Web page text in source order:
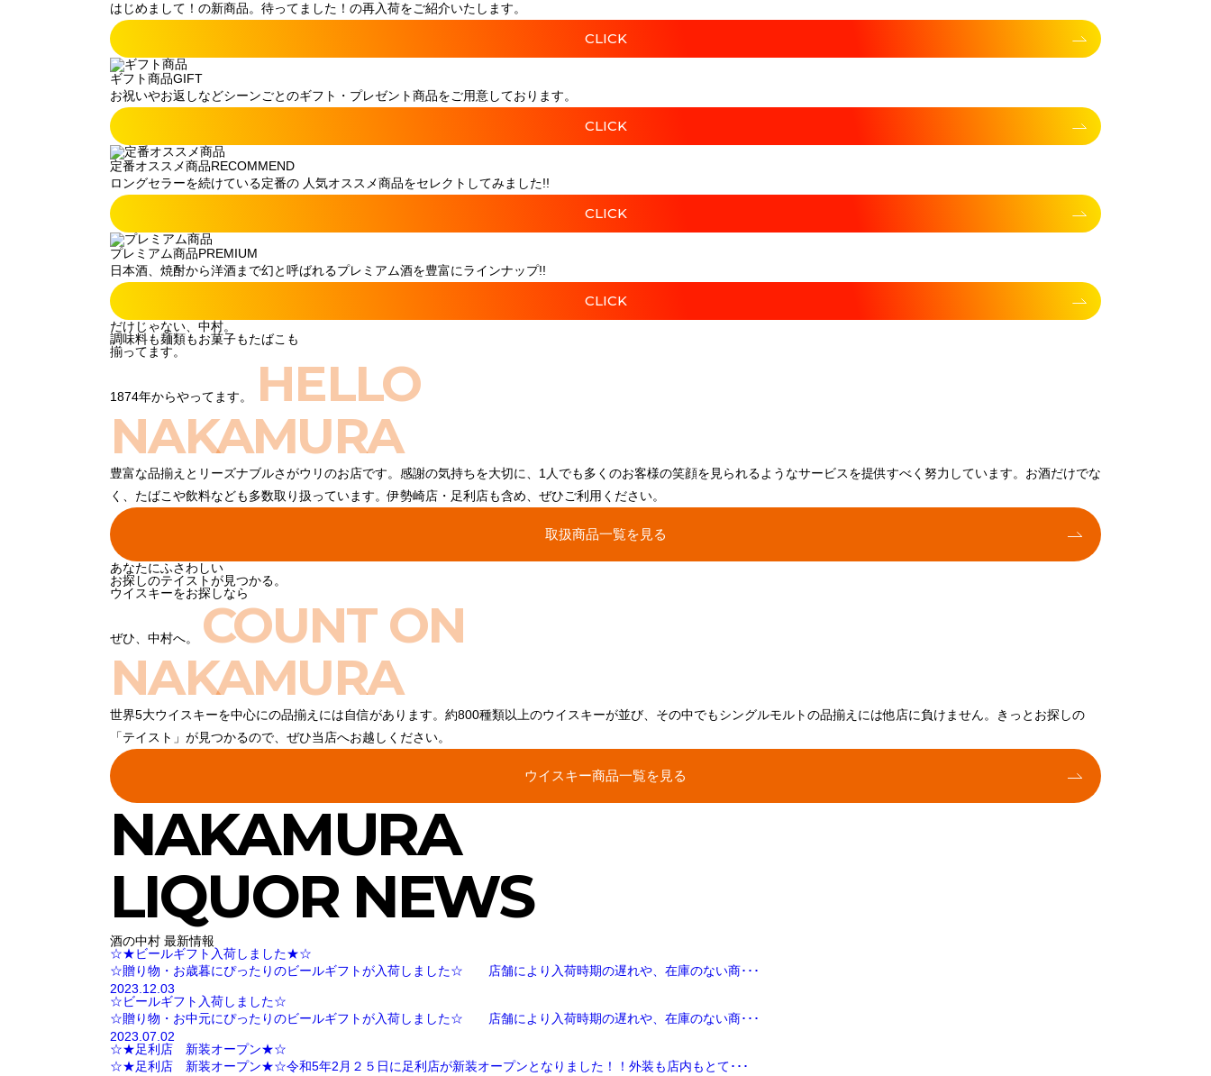
はじめまして！の新商品。待ってました！の再入荷をご紹介いたします。
CLICK
ギフト商品GIFT
お祝いやお返しなどシーンごとのギフト・プレゼント商品をご用意しております。
CLICK
定番オススメ商品RECOMMEND
ロングセラーを続けている定番の 人気オススメ商品をセレクトしてみました!!
CLICK
プレミアム商品PREMIUM
日本酒、焼酎から洋酒まで幻と呼ばれるプレミアム酒を豊富にラインナップ!!
CLICK
だけじゃない、中村。
調味料も麺類もお菓子もたばこも
揃ってます。
1874年からやってます。
HELLO
NAKAMURA
豊富な品揃えとリーズナブルさがウリのお店です。感謝の気持ちを大切に、1人でも多くのお客様の笑顔を見られるようなサービスを提供すべく努力しています。お酒だけでな
く、たばこや飲料なども多数取り扱っています。伊勢崎店・足利店も含め、ぜひご利用ください。
取扱商品一覧を見る
あなたにふさわしい
お探しのテイストが見つかる。
ウイスキーをお探しなら
ぜひ、中村へ。
COUNT ON
NAKAMURA
世界5大ウイスキーを中心にの品揃えには自信があります。約800種類以上のウイスキーが並び、その中でもシングルモルトの品揃えには他店に負けません。きっとお探しの
「テイスト」が見つかるので、ぜひ当店へお越しください。
ウイスキー商品一覧を見る
NAKAMURA
LIQUOR NEWS
酒の中村 最新情報
☆★ビールギフト入荷しました★☆
☆贈り物・お歳暮にぴったりのビールギフトが入荷しました☆ 店舗により入荷時期の遅れや、在庫のない商･･･
2023.12.03
☆ビールギフト入荷しました☆
☆贈り物・お中元にぴったりのビールギフトが入荷しました☆ 店舗により入荷時期の遅れや、在庫のない商･･･
2023.07.02
☆★足利店 新装オープン★☆
☆★足利店 新装オープン★☆令和5年2月２５日に足利店が新装オープンとなりました！！外装も店内もとて･･･